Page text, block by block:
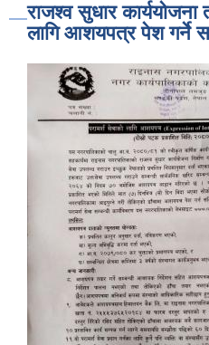
राजश्व सुधार कार्ययोजना
लागि आशयपत्र पेश गर्ने